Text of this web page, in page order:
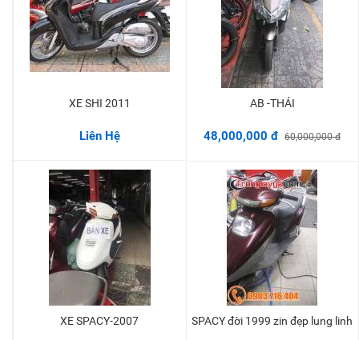
XE SHI 2011
Liên Hệ
Thêm vào giỏ
AB -THÁI
48,000,000 đ 60,000,000 đ
Thêm vào giỏ
XE SPACY-2007 Thêm vào giỏ
SPACY đời 1999 zin đẹp lung linh